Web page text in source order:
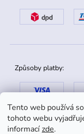
Tento web používá
tohoto webu
informacízde.
Způsoby platby: